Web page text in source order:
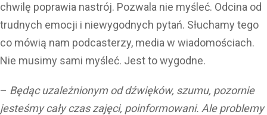
chwilę poprawia nastrój. Pozwala nie myśleć. Odcina od
trudnych emocji i niewygodnych pytań. Słuchamy tego
co mówią nam podcasterzy, media w wiadomościach.
Nie musimy sami myśleć. Jest to wygodne.
– Będąc uzależnionym od dźwięków, szumu, pozornie
jesteśmy cały czas zajęci, poinformowani. Ale problemy